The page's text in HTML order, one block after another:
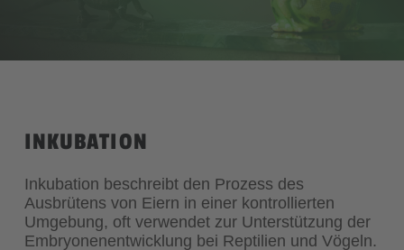
INKUBATION
Inkubation beschreibt den Prozess des
Ausbrütens von Eiern in einer kontrollierten
Umgebung, oft verwendet zur Unterstützung der
Embryonenentwicklung bei Reptilien und Vögeln.